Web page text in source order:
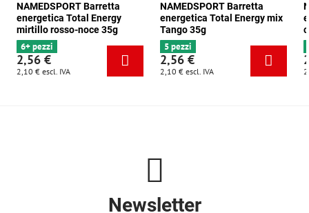
NAMEDSPORT Barretta
energetica Total Energy
mirtillo rosso-noce 35g
6+ pezzi
2,56 €
2,10 € escl. IVA
NAMEDSPORT Barretta
energetica Total Energy mix
Tango 35g
5 pezzi
2,56 €
2,10 € escl. IVA
Newsletter